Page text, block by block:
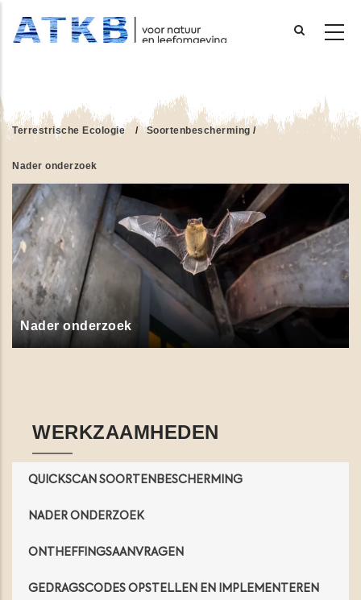
naar
de
inhoud
Terrestrische Ecologie / Soortenbescherming /
Nader onderzoek
Nader onderzoek
WERKZAAMHEDEN
QUICKSCAN SOORTENBESCHERMING
NADER ONDERZOEK
ONTHEFFINGSAANVRAGEN
GEDRAGSCODES OPSTELLEN EN IMPLEMENTEREN